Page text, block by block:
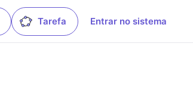
Tarefa Entrar no sistema